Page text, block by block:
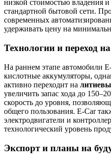
низкой стоимостью владения
стандартной бытовой сети.
современных
удерживать цену на
Технологии и переход
На раннем этапе автомобили
кислотные аккумуляторы,
активно переходит на
увеличить запас хода до
скорость до уровня,
общего пользования. E-Car
электродвигатели и
технологический уровень
Экспорт и планы на